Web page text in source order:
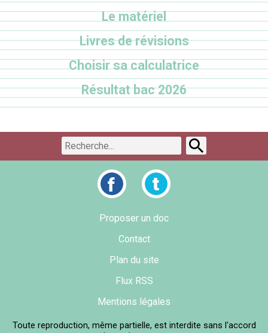
Le matériel
Livres de révisions
Choisir sa calculatrice
Résultat bac 2026
Proposer un doc
Contact
Plan du site
Flux RSS
Mentions légales
Toute reproduction, même partielle, est interdite sans l'accord